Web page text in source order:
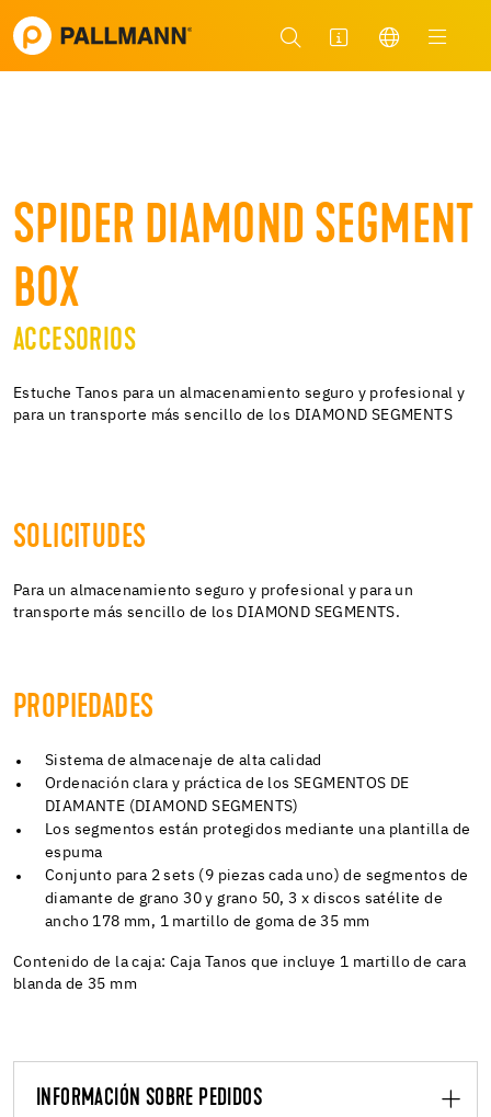
SPIDER DIAMOND SEGMENT
BOX
ACCESORIOS
Estuche Tanos para un almacenamiento seguro y profesional y
para un transporte más sencillo de los DIAMOND SEGMENTS
SOLICITUDES
Para un almacenamiento seguro y profesional y para un
transporte más sencillo de los DIAMOND SEGMENTS.
PROPIEDADES
Sistema de almacenaje de alta calidad
Ordenación clara y práctica de los SEGMENTOS DE
DIAMANTE (DIAMOND SEGMENTS)
Los segmentos están protegidos mediante una plantilla de
espuma
Conjunto para 2 sets (9 piezas cada uno) de segmentos de
diamante de grano 30 y grano 50, 3 x discos satélite de
ancho 178 mm, 1 martillo de goma de 35 mm
Contenido de la caja: Caja Tanos que incluye 1 martillo de cara
blanda de 35 mm
INFORMACIÓN SOBRE PEDIDOS